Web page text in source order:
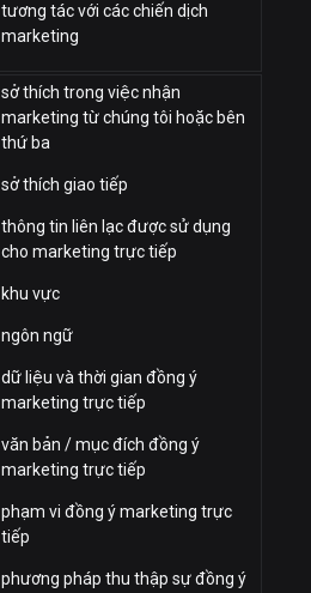
tương tác với các chiến dịch
marketing
sở thích trong việc nhận
marketing từ chúng tôi hoặc bên
thứ ba
sở thích giao tiếp
thông tin liên lạc được sử dụng
cho marketing trực tiếp
khu vực
ngôn ngữ
dữ liệu và thời gian đồng ý
marketing trực tiếp
văn bản / mục đích đồng ý
marketing trực tiếp
phạm vi đồng ý marketing trực
tiếp
phương pháp thu thập sự đồng ý